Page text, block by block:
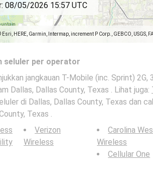
Esri, HERE, Garmin, Intermap, increment P Corp., GEBCO, USGS,
08/05/2026 15:57 UTC
seluler per operator
jangkauan T-Mobile (inc. Sprint) 2G,
Dallas, Dallas County, Texas . Lihat juga:
di Dallas, Dallas County, Texas dan
Texas .
Verizon
Wireless
Carolina
Wireless
Cellular One